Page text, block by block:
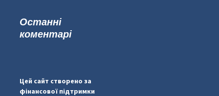
Останні
коментарі
Цей сайт створено за
фінансової підтримки